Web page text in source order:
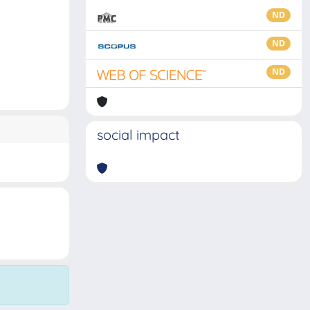
ND
ND
ND
social impact